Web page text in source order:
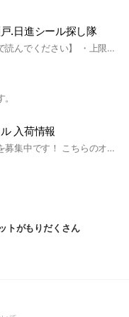
.日進シール探し隊
【参加ご希望の方は必ず最後まで読んでください】 ・上限350名まで⚠️ 満席の場合🈵退会者が出た場合、順番に承認します。 ・ROM専禁止です⚠️発覚次第、強制退会となります。情報共有しあえる方のみ受付してます。その分4市の情報量は多いです。 ・参加者の方は皆様、常識のある方ばかりで、チャット内が荒れたことはありません😊
入荷情報
全国の情報を共有いただける方を募集中です！ こちらのオープンチャットは 全国からのボンボンドロップシールの発売状況を共有する目的で作りました！ 他県の入荷情報を共有して、自分の地域の入荷時期を予想する！ そんな感じの情報交換を目的にしています📦✨ ボンボンドロップシールがメインになりますが、その他人気なシールも情報交換OK🫰 全国共通で展開されている大型スーパー・ショッピングモールなどの「入荷あり情報」のみをご共有ください🙌 ※混乱防止のため、入荷なし情報の投稿はなしでお願いします！ ※各都道府県からの参加人数は1〜2名ほどを目安にしています！ 自分からの情報や地元オプチャやお友達から聞いた情報でもOKです👌 Threadsやその他SNS情報もok みんなで楽しく情報交換できたらうれしいです！ 各都道府県から数人募集しております！ #北海道 #青森県 #岩手県 #宮城県 #秋田県 #山形県 #福島県 #茨城県 #栃木県 #群馬県 #埼玉県 #千葉県 #東京都 #神奈川県#新潟県 #富山県 #石川県 #福井県 #山梨県 #長野県 #岐阜県#静岡県 #愛知県 #三重県 #滋賀県 #京都府 #大阪府 #兵庫県#奈良県 #和歌山県 #鳥取県 #島根県 #広島県 #山口県#徳島県 #香川県 #愛媛県 #高知県 #福岡県 #佐賀県 #長崎県#熊本県 #大分県 #宮崎県 #鹿児島県 #沖縄県 #シール情報 #シル活 #入荷情報 ＃ボンボンドロップ
トがもりだくさん